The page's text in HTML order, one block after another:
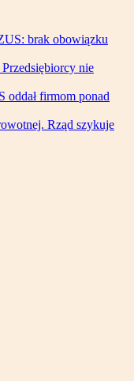
brak obowiązku
nie
oddał firmom ponad
Rząd szykuje